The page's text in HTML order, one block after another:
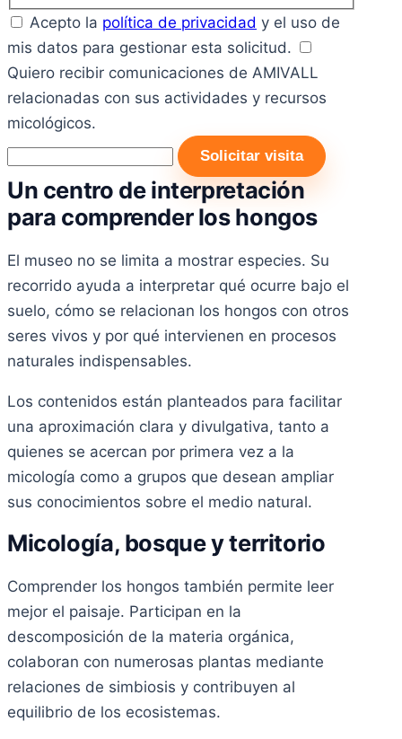
Acepto la política de privacidad y el uso de
mis datos para gestionar esta solicitud.
Quiero recibir comunicaciones de AMIVALL
relacionadas con sus actividades y recursos
micológicos.
Solicitar visita
Un centro de interpretación
para comprender los hongos
El museo no se limita a mostrar especies. Su
recorrido ayuda a interpretar qué ocurre bajo el
suelo, cómo se relacionan los hongos con otros
seres vivos y por qué intervienen en procesos
naturales indispensables.
Los contenidos están planteados para facilitar
una aproximación clara y divulgativa, tanto a
quienes se acercan por primera vez a la
micología como a grupos que desean ampliar
sus conocimientos sobre el medio natural.
Micología, bosque y territorio
Comprender los hongos también permite leer
mejor el paisaje. Participan en la
descomposición de la materia orgánica,
colaboran con numerosas plantas mediante
relaciones de simbiosis y contribuyen al
equilibrio de los ecosistemas.